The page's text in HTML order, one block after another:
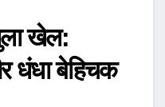
खेल:
धंधा बेहिचक